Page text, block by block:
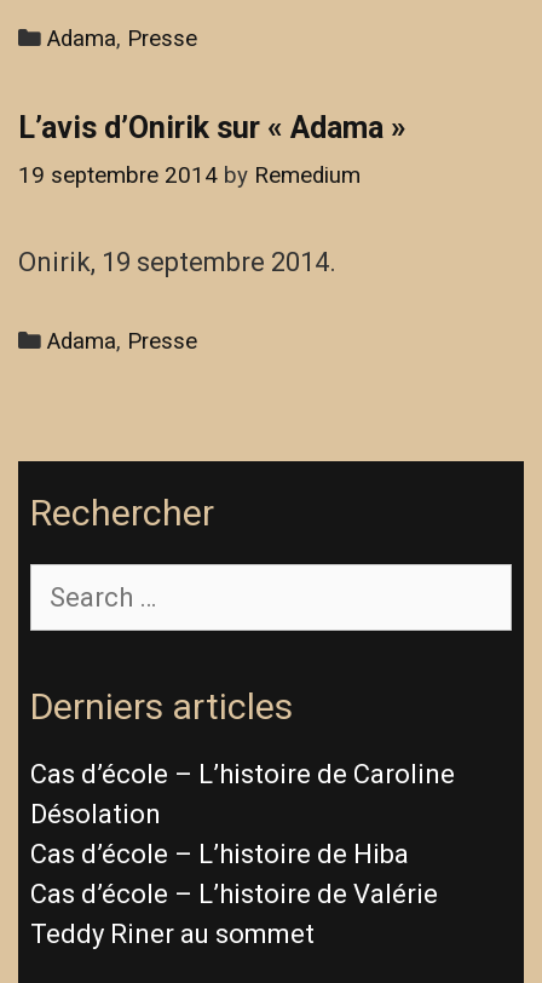
Categories
Adama, Presse
L’avis d’Onirik sur « Adama »
19 septembre 2014 by Remedium
Onirik, 19 septembre 2014.
Categories
Adama, Presse
Rechercher
for:
Derniers articles
Cas d’école – L’histoire de Caroline
Désolation
Cas d’école – L’histoire de Hiba
Cas d’école – L’histoire de Valérie
Teddy Riner au sommet